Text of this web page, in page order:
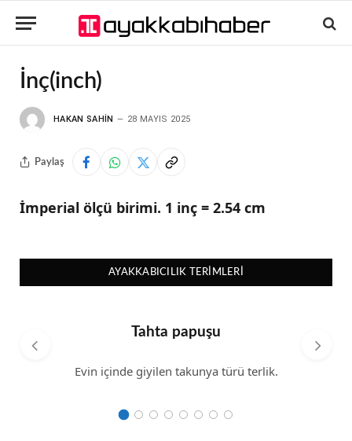
İnç(inch)
HAKAN SAHIN 28 MAYIS 2025
Paylaş
İmperial ölçü birimi. 1 inç = 2.54 cm
AYAKKABICILIK TERIMLERI
Tahta papuşu
Evin içinde giyilen takunya türü terlik.